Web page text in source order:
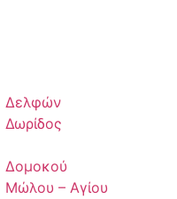
Δελφών
Δομοκού
Μώλου – Αγίου